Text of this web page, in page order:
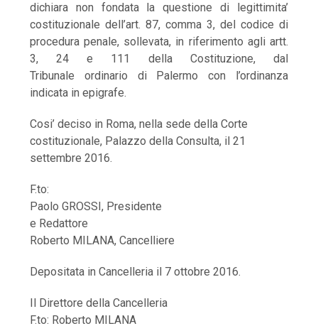
dichiara non fondata la questione di legittimita’
costituzionale dell’art. 87, comma 3, del codice di
procedura penale, sollevata, in riferimento agli artt.
3, 24 e 111 della Costituzione, dal
Tribunale ordinario di Palermo con l’ordinanza
indicata in epigrafe.
Cosi’ deciso in Roma, nella sede della Corte
costituzionale, Palazzo della Consulta, il 21
settembre 2016.
F.to:
Paolo GROSSI, Presidente
e Redattore
Roberto MILANA, Cancelliere
Depositata in Cancelleria il 7 ottobre 2016.
Il Direttore della Cancelleria
F.to: Roberto MILANA